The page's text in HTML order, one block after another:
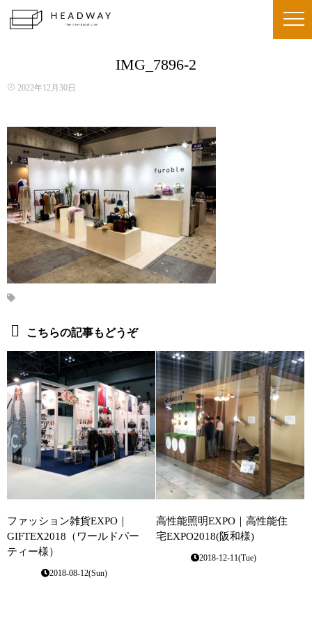
IMG_7896-2
2022年12月30日
こちらの記事もどうぞ
ファッション雑貨EXPO｜
GIFTEX2018（ワールドパー
ティー様）
2018-08-12(Sun)
高性能照明EXPO｜高性能住
宅EXPO2018(阪和様)
2018-12-11(Tue)